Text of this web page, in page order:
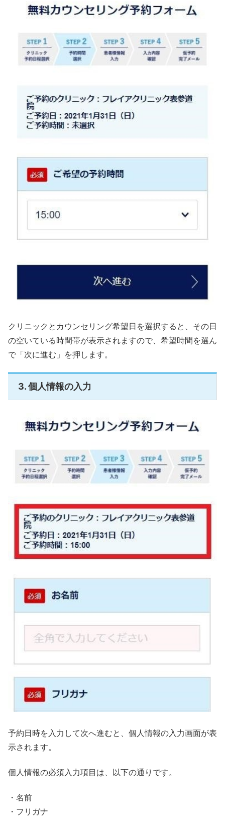
クリニックとカウンセリング希望日を選択すると、その日
の空いている時間帯が表示されますので、希望時間を選ん
で「次に進む」を押します。
3. 個人情報の入力
予約日時を入力して次へ進むと、個人情報の入力画面が表
示されます。
個人情報の必須入力項目は、以下の通りです。
・名前
・フリガナ